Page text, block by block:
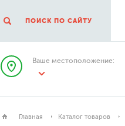
ПОИСК ПО САЙТУ
Ваше местоположение:
Главная Каталог товаров